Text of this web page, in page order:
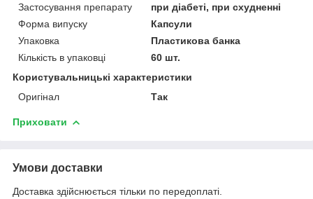
Застосування препарату
при діабеті, при схудненні
Форма випуску
Капсули
Упаковка
Пластикова банка
Кількість в упаковці
60 шт.
Користувальницькі характеристики
Оригінал
Так
Приховати
Умови доставки
Доставка здійснюється тільки по передоплаті.